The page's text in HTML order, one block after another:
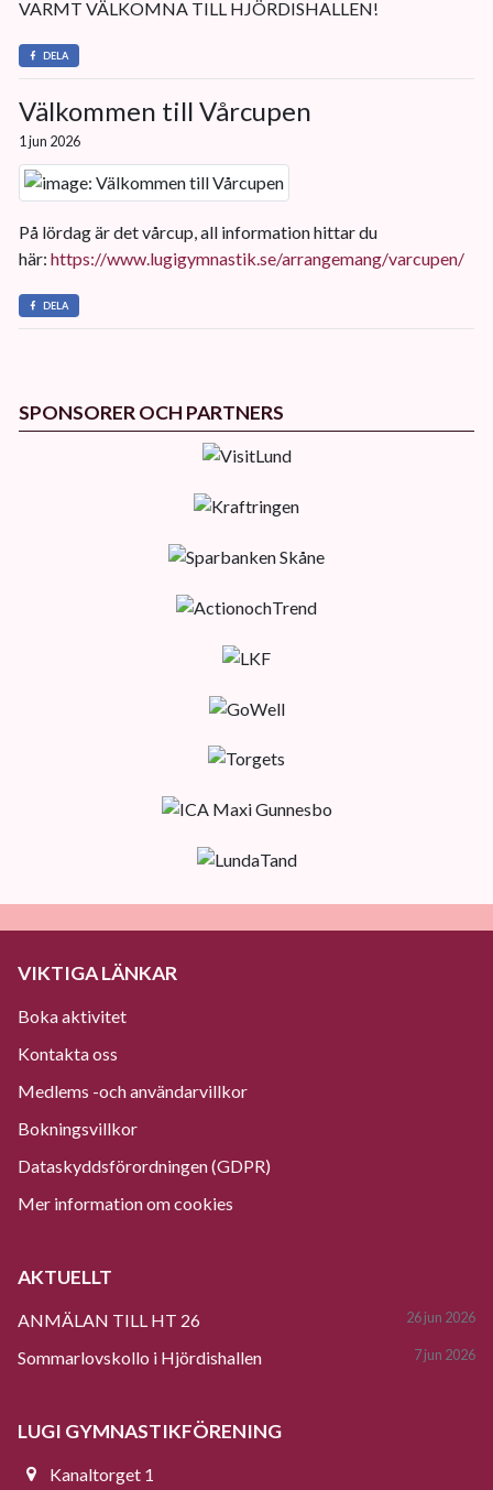
VARMT VÄLKOMNA TILL HJÖRDISHALLEN!
DELA
Välkommen till Vårcupen
1 jun 2026
På lördag är det vårcup, all information hittar du
här: https://www.lugigymnastik.se/arrangemang/varcupen/
DELA
SPONSORER OCH PARTNERS
VIKTIGA LÄNKAR
Boka aktivitet
Kontakta oss
Medlems -och användarvillkor
Bokningsvillkor
Dataskyddsförordningen (GDPR)
Mer information om cookies
AKTUELLT
ANMÄLAN TILL HT 26 26 jun 2026
Sommarlovskollo i Hjördishallen 7 jun 2026
LUGI GYMNASTIKFÖRENING
Kanaltorget 1